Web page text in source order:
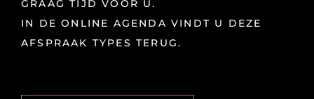
GRAAG TIJD VOOR U.
IN DE ONLINE AGENDA VINDT U DEZE
AFSPRAAK TYPES TERUG.